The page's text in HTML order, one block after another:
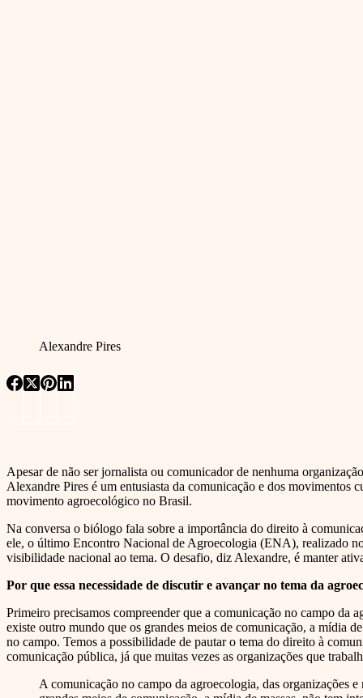
Alexandre Pires
Apesar de não ser jornalista ou comunicador de nenhuma
Alexandre Pires é um entusiasta da comunicação e dos
movimento agroecológico no Brasil.
Na conversa o biólogo fala sobre a importância do direito à
ele, o último Encontro Nacional de Agroecologia (ENA), realizado
visibilidade nacional ao tema. O desafio, diz Alexandre, é manter
Por que essa necessidade de discutir e avançar no tema da
Primeiro precisamos compreender que a comunicação no campo da
existe outro mundo que os grandes meios de comunicação, a mídia
no campo. Temos a possibilidade de pautar o tema do direito à
comunicação pública, já que muitas vezes as organizações que
A comunicação no campo da agroecologia, das organizações